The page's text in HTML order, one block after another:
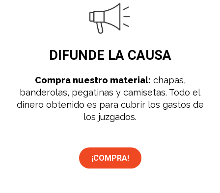
DIFUNDE LA CAUSA
Compra nuestro material: chapas,
banderolas, pegatinas y camisetas. Todo el
dinero obtenido es para cubrir los gastos de
los juzgados.
¡COMPRA!